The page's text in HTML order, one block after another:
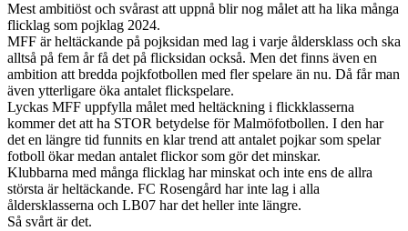
Mest ambitiöst och svårast att uppnå blir nog målet att ha lika många
flicklag som pojklag 2024.
MFF är heltäckande på pojksidan med lag i varje åldersklass och ska
alltså på fem år få det på flicksidan också. Men det finns även en
ambition att bredda pojkfotbollen med fler spelare än nu. Då får man
även ytterligare öka antalet flickspelare.
Lyckas MFF uppfylla målet med heltäckning i flickklasserna
kommer det att ha STOR betydelse för Malmöfotbollen. I den har
det en längre tid funnits en klar trend att antalet pojkar som spelar
fotboll ökar medan antalet flickor som gör det minskar.
Klubbarna med många flicklag har minskat och inte ens de allra
största är heltäckande. FC Rosengård har inte lag i alla
åldersklasserna och LB07 har det heller inte längre.
Så svårt är det.